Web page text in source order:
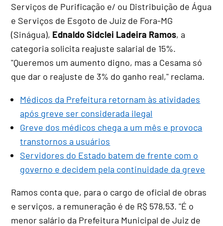
Serviços de Purificação e/ ou Distribuição de Água
e Serviços de Esgoto de Juiz de Fora-MG
(Sinágua), Ednaldo Sidclei Ladeira Ramos, a
categoria solicita reajuste salarial de 15%.
"Queremos um aumento digno, mas a Cesama só
que dar o reajuste de 3% do ganho real," reclama.
Médicos da Prefeitura retornam às atividades
após greve ser considerada ilegal
Greve dos médicos chega a um mês e provoca
transtornos a usuários
Servidores do Estado batem de frente com o
governo e decidem pela continuidade da greve
Ramos conta que, para o cargo de oficial de obras
e serviços, a remuneração é de R$ 578,53. "É o
menor salário da Prefeitura Municipal de Juiz de